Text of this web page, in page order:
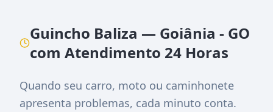
Guincho Baliza — Goiânia - GO
com Atendimento 24 Horas
Quando seu carro, moto ou caminhonete
apresenta problemas, cada minuto conta.